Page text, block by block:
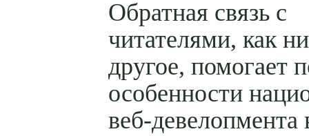
Обратная связь с
читателями, как
другое, помогает
особенности
веб-девелопмента